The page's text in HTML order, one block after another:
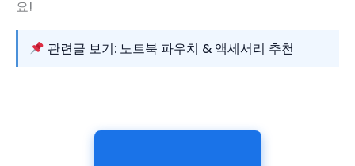
요!
관련글 보기: 노트북 파우치 & 액세서리 추천